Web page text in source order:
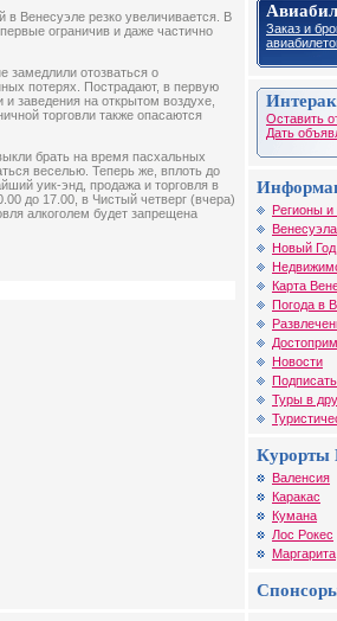
Венесуэле резко увеличивается. В
ограничив и даже частично
замедлили отозваться о
потерях. Пострадают, в первую
заведения на открытом воздухе,
торговли также опасаются
брать на время пасхальных
веселью. Теперь же, вплоть до
уик-энд, продажа и торговля в
до 17.00, в Чистый четверг (вчера)
алкоголем будет запрещена
Заказ и
Оставить
Дать
Регионы
Новый
Карта
Погода в
Новости
Туры в
Курорты
Валенсия
Каракас
Кумана
Лос Рокес
Маргарита